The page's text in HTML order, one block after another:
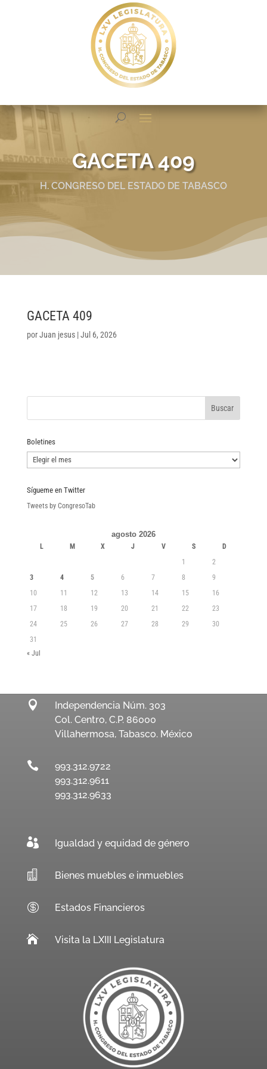
GACETA 409
H. CONGRESO DEL ESTADO DE TABASCO
GACETA 409
porJuan jesus|Jul 6, 2026
Boletines
Boletines
Sígueme en Twitter
Tweets by CongresoTab
agosto 2026
L M X J V S
D
1
2
3
4 5 6 7 8
9
10
11 12 13 14 15
16
17
18 19 20 21 22
23
24
25 26 27 28 29
30
31
« Jul

Independencia Núm. 303
Col. Centro, C.P. 86000
Villahermosa, Tabasco. México

993.312.9722
993.312.9611
993.312.9633
 Igualdad y equidad de género
 Bienes muebles e inmuebles
 Estados Financieros
 Visita la LXIII Legislatura